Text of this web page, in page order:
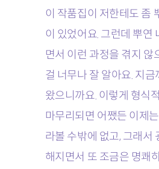
이 작품집이 저한테도 좀
이 있었어요. 그런데 뿌연
면서 이런 과정을 겪지 않
걸 너무나 잘 알아요. 지금
왔으니까요. 이렇게 형식
마무리되면 어쨌든 이제
라볼 수밖에 없고, 그래서
해지면서 또 조금은 명쾌